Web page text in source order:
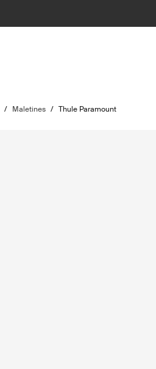
/ Maletines / Thule Paramount